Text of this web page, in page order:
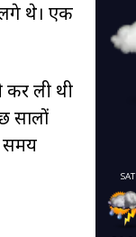
लगे थे। एक
कर ली थी
सालों
समय
SAT